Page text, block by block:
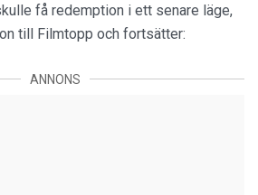
få redemption i ett senare läge,
till Filmtopp och fortsätter:
ANNONS